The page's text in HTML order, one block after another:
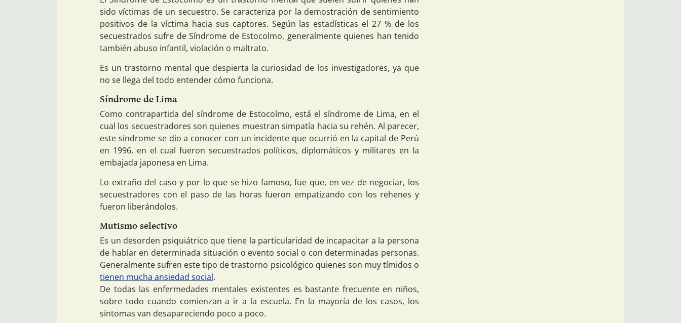
sido víctimas de un secuestro. Se caracteriza por la demostración de sentimiento
positivos de la víctima hacia sus captores. Según las estadísticas el 27 % de los
secuestrados sufre de Síndrome de Estocolmo, generalmente quienes han tenido
también abuso infantil, violación o maltrato.
Es un trastorno mental que despierta la curiosidad de los investigadores, ya que
no se llega del todo entender cómo funciona.
Síndrome de Lima
Como contrapartida del síndrome de Estocolmo, está el síndrome de Lima, en el
cual los secuestradores son quienes muestran simpatía hacia su rehén. Al parecer,
este síndrome se dio a conocer con un incidente que ocurrió en la capital de Perú
en 1996, en el cual fueron secuestrados políticos, diplomáticos y militares en la
embajada japonesa en Lima.
Lo extraño del caso y por lo que se hizo famoso, fue que, en vez de negociar, los
secuestradores con el paso de las horas fueron empatizando con los rehenes y
fueron liberándolos.
Mutismo selectivo
Es un desorden psiquiátrico que tiene la particularidad de incapacitar a la persona
de hablar en determinada situación o evento social o con determinadas personas.
Generalmente sufren este tipo de trastorno psicológico quienes son muy tímidos o
tienen mucha ansiedad social.
De todas las enfermedades mentales existentes es bastante frecuente en niños,
sobre todo cuando comienzan a ir a la escuela. En la mayoría de los casos, los
síntomas van desapareciendo poco a poco.